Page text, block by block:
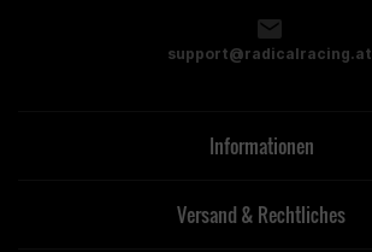
support@radicalracing.at
Informationen
Versand & Rechtliches